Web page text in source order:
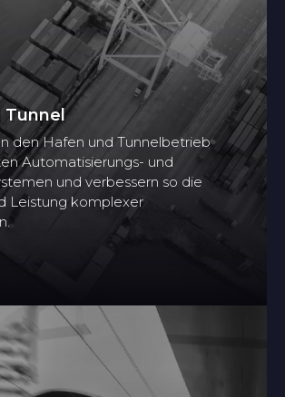
Tunnel
den Hafen und Tunnelbetrieb
Automatisierungs- und
und verbessern so die
Leistung komplexer